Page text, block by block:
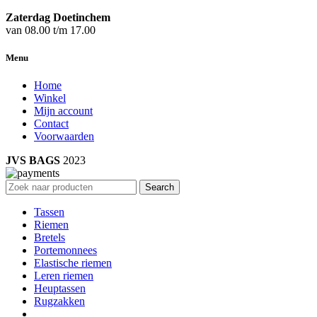
Zaterdag Doetinchem
van 08.00 t/m 17.00
Menu
Home
Winkel
Mijn account
Contact
Voorwaarden
JVS BAGS 2023
Search
Tassen
Riemen
Bretels
Portemonnees
Elastische riemen
Leren riemen
Heuptassen
Rugzakken